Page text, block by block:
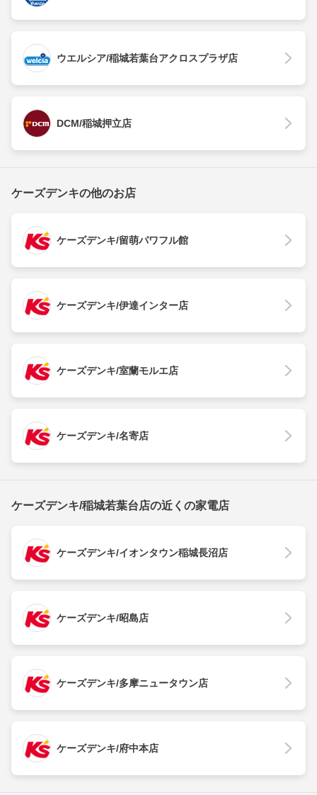
ウエルシア/稲城若葉台アクロスプラザ店
DCM/稲城押立店
ケーズデンキの他のお店
ケーズデンキ/留萌パワフル館
ケーズデンキ/伊達インター店
ケーズデンキ/室蘭モルエ店
ケーズデンキ/名寄店
ケーズデンキ/稲城若葉台店の近くの家電店
ケーズデンキ/イオンタウン稲城長沼店
ケーズデンキ/昭島店
ケーズデンキ/多摩ニュータウン店
ケーズデンキ/府中本店